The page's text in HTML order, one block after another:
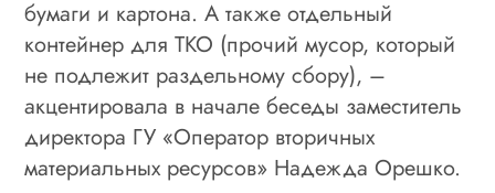
бумаги и картона. А также отдельный
контейнер для ТКО (прочий мусор, который
не подлежит раздельному сбору), –
акцентировала в начале беседы заместитель
директора ГУ «Оператор вторичных
материальных ресурсов» Надежда Орешко.